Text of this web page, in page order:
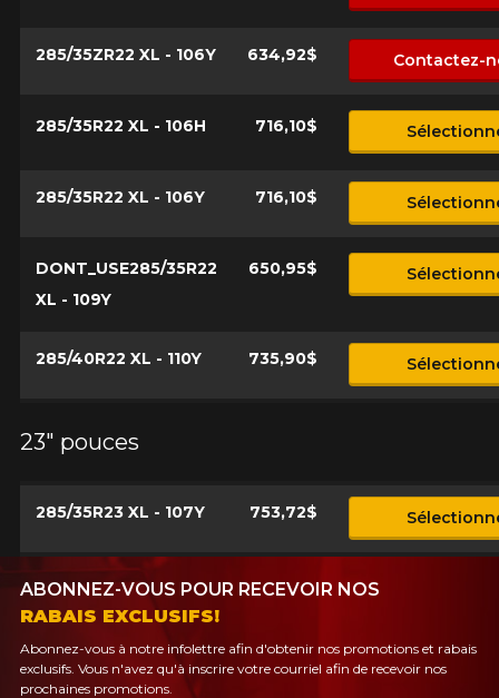
285/35ZR22 XL - 106Y 634,92$ Contactez-
285/35R22 XL - 106H 716,10$
285/35R22 XL - 106Y 716,10$
DONT_USE285/35R22
XL - 109Y
650,95$
285/40R22 XL - 110Y 735,90$
23" pouces
285/35R23 XL - 107Y 753,72$
ABONNEZ-VOUS POUR RECEVOIR NOS
RABAIS EXCLUSIFS!
Abonnez-vous à notre infolettre afin d'obtenir nos promotions et rabais
exclusifs. Vous n'avez qu'à inscrire votre courriel afin de recevoir nos
prochaines promotions.